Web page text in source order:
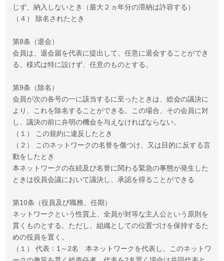
じず、納入しないとき（最大２ヵ年分の滞納は許容する）
（４） 除名されたとき
第8条（退会）
会員は、退会届を代表に提出して、任意に退会することができ
る。様式は特に設けず、任意のものとする。
第9条（除名）
会員が次の各号の一に該当するに至ったときは、総会の議決に
より、これを除名することができる。この場合、その会員に対
し、議決の前に弁明の機会を与えなければならない。
（１） この規約に違反したとき
（２） このネットワークの名誉を傷つけ、又は目的に反する言
動をしたとき
本ネットワークの在続及び名誉に関わる緊急の事態が発生した
ときは役員会議において議決し、承認を得ることができる
第10条（役員及び職務、任期）
ネットワークという性質上、全員が対等な主人公という原則を
貫くものとする。ただし、組織としての位置づけを保持するた
めの役員を置く。
（１） 代表：1～2名 本ネットワークを代表し、このネットワ